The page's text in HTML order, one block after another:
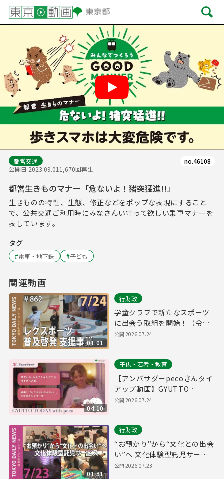
Play
都営交通
公開日 2023.09.011,670回再生
no.46108
都営生きものマナー「危ないよ！猪突猛進!!」
生きものの特性、生態、修正などをポップな表現にすること
で、公共交通ご利用時にみなさんい守って欲しい乗車マナーを
表しています。
タグ
#電車・地下鉄 #子ども
関連動画
01:01
行財政
学童クラブで新たなスポーツ
に出会う取組を開始！（令和8
年7月24日 東京デイリーニュ
公開2026.07.24
04:10
子供・若者・教育
【アンバサダーpecoさんタイ
アップ動画】GYUTTO
TODAY
公開2026.07.24
01:31
行財政
“お預かり”から“文化との出会
い”へ 文化体験型託児サービ
ス（令和8年7月23日 東京デイ
公開2026.07.23